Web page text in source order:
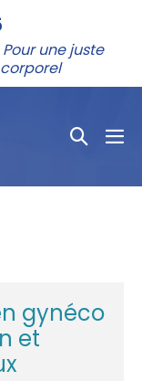
Pour une juste
gynéco
et